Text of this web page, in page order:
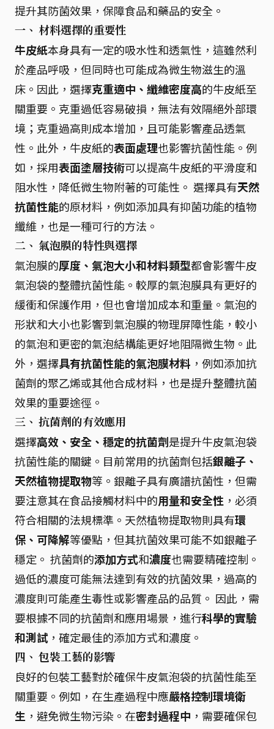
提升其防菌效果，保障食品和藥品的安全。
一、 材料選擇的重要性
牛皮紙本身具有一定的吸水性和透氣性，這雖然利
於產品呼吸，但同時也可能成為微生物滋生的溫
床。因此，選擇克重適中、纖維密度高的牛皮紙至
關重要。克重過低容易破損，無法有效隔絕外部環
境；克重過高則成本增加，且可能影響產品透氣
性。此外，牛皮紙的表面處理也影響抗菌性能。例
如，採用表面塗層技術可以提高牛皮紙的平滑度和
阻水性，降低微生物附著的可能性。 選擇具有天然
抗菌性能的原材料，例如添加具有抑菌功能的植物
纖維，也是一種可行的方法。
二、 氣泡膜的特性與選擇
氣泡膜的厚度、氣泡大小和材料類型都會影響牛皮
氣泡袋的整體抗菌性能。較厚的氣泡膜具有更好的
緩衝和保護作用，但也會增加成本和重量。氣泡的
形狀和大小也影響到氣泡膜的物理屏障性能，較小
的氣泡和更密的氣泡結構能更好地阻隔微生物。此
外，選擇具有抗菌性能的氣泡膜材料 ，例如添加抗
菌劑的聚乙烯或其他合成材料，也是提升整體抗菌
效果的重要途徑。
三、 抗菌劑的有效應用
選擇高效、安全、穩定的抗菌劑是提升牛皮氣泡袋
抗菌性能的關鍵。目前常用的抗菌劑包括銀離子、
天然植物提取物等。銀離子具有廣譜抗菌性，但需
要注意其在食品接觸材料中的用量和安全性 ，必須
符合相關的法規標準。天然植物提取物則具有環
保、可降解等優點，但其抗菌效果可能不如銀離子
穩定。 抗菌劑的添加方式和濃度也需要精確控制。
過低的濃度可能無法達到有效的抗菌效果，過高的
濃度則可能產生毒性或影響產品的品質。 因此，需
要根據不同的抗菌劑和應用場景，進行科學的實驗
和測試，確定最佳的添加方式和濃度。
四、 包裝工藝的影響
良好的包裝工藝對於確保牛皮氣泡袋的抗菌性能至
關重要。例如，在生產過程中應嚴格控制環境衛
生 ，避免微生物污染。在密封過程中 ，需要確保包